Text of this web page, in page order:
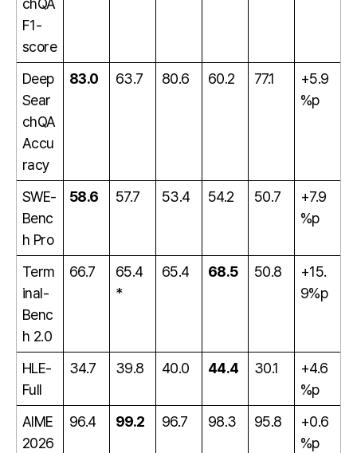
F1-
score
Deep
Sear
chQA
Accu
racy
83.0 63.7 80.6 60.2 77.1
+5.9
%p
SWE-
Benc
h Pro
58.6 57.7 53.4 54.2 50.7
+7.9
%p
Term
inal-
Benc
h 2.0
66.7
65.4
*
65.4 68.5 50.8
+15.
9%p
HLE-
Full
34.7 39.8 40.0 44.4 30.1
+4.6
%p
AIME
2026
96.4 99.2 96.7 98.3 95.8
+0.6
%p